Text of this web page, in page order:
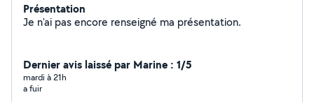
Présentation
Je n'ai pas encore renseigné ma présentation.
Dernier avis laissé par Marine : 1/5
mardi à 21h
a fuir